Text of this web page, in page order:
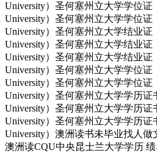
University）圣何塞州立大学学位证
University）圣何塞州立大学学位证
University）圣何塞州立大学结业证
University）圣何塞州立大学结业证
University）圣何塞州立大学结业证
University）圣何塞州立大学学位证
University）圣何塞州立大学学位证
University）圣何塞州立大学学历证
University）圣何塞州立大学学历证
University）圣何塞州立大学学历证
University）澳洲读书未毕业找人做
澳洲读CQU中央昆士兰大学学历